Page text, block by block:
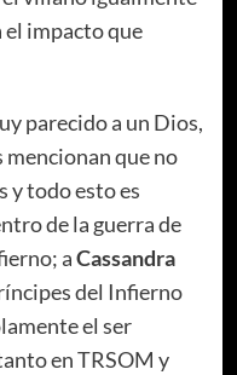
el impacto que
parecido a un Dios,
que no
y todo esto es
de la guerra de
aCassandra
del Infierno
el ser
en TRSOM y